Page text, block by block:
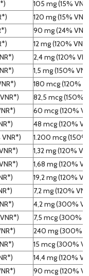
105 mg (15%
120 mg (15%
90 mg (24%
12 mg (120%
2,4 mg (120%
1,5 mg (150%
180 mcg (120%
82,5 mcg (150%
60 mcg (120%
48 mcg (120%
1.200 mcg
1,32 mg (120%
1,68 mg (120%
19,2 mg (120%
7,2 mg (120%
4,2 mg (300%
7,5 mcg (300%
240 mg (300%
15 mcg (300%
14,4 mg (120%
90 mcg (120%